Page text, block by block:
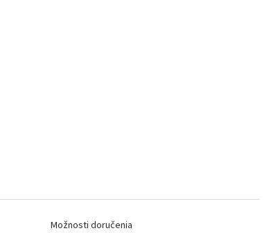
Možnosti doručenia